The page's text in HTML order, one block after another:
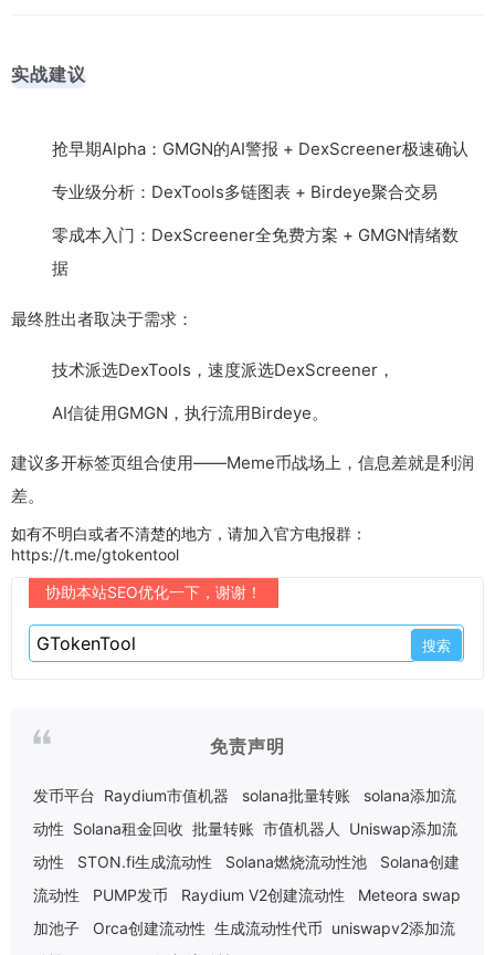
实战建议
抢早期Alpha：GMGN的AI警报 + DexScreener极速确认
专业级分析：DexTools多链图表 + Birdeye聚合交易
零成本入门：DexScreener全免费方案 + GMGN情绪数
据
最终胜出者取决于需求：
技术派选DexTools，速度派选DexScreener，
AI信徒用GMGN，执行流用Birdeye。
建议多开标签页组合使用——Meme币战场上，信息差就是利润
差。
如有不明白或者不清楚的地方，请加入官方电报群：
https://t.me/gtokentool
协助本站SEO优化一下，谢谢！
免责声明
发币平台 Raydium市值机器 solana批量转账
solana添加流
动性 Solana租金回收 批量转账 市值机器人
Uniswap添加流
动性
STON.fi生成流动性 Solana燃烧流动性池
Solana创建
流动性
PUMP发币 Raydium V2创建流动性
Meteora swap
加池子
Orca创建流动性 生成流动性代币 uniswapv2添加流